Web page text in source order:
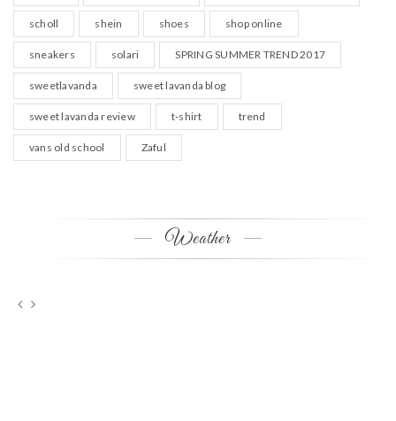
scholl shein shoes shop online
sneakers solari SPRING SUMMER TREND 2017
sweetlavanda sweet lavanda blog
sweet lavanda review t-shirt trend
vans old school Zaful
Weather